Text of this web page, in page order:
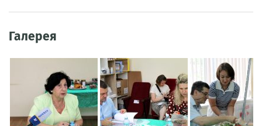
Галерея